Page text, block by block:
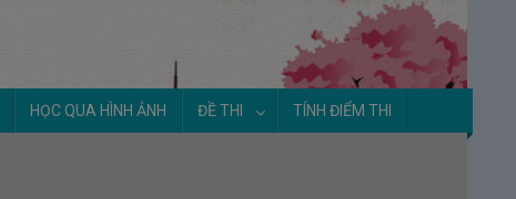
HỌC QUA HÌNH ẢNH ĐỀ THI TÍNH ĐIỂM THI